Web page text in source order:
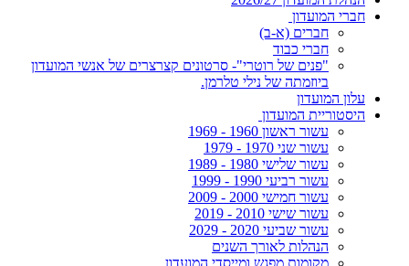
חברי המועדון
חברים (א-ב)
חברי כבוד
"פנים של רוטרי"- סרטונים קצרצרים של אנשי המועדון
ביוזמתה של נילי טלרמן.
עלון המועדון
היסטוריית המועדון
עשור ראשון 1960 - 1969
עשור שני 1970 - 1979
עשור שלישי 1980 - 1989
עשור רביעי 1990 - 1999
עשור חמישי 2000 - 2009
עשור שישי 2010 - 2019
עשור שביעי 2020 - 2029
הנהלות לאורך השנים
מקומות מפגש ומייסדי המועדון